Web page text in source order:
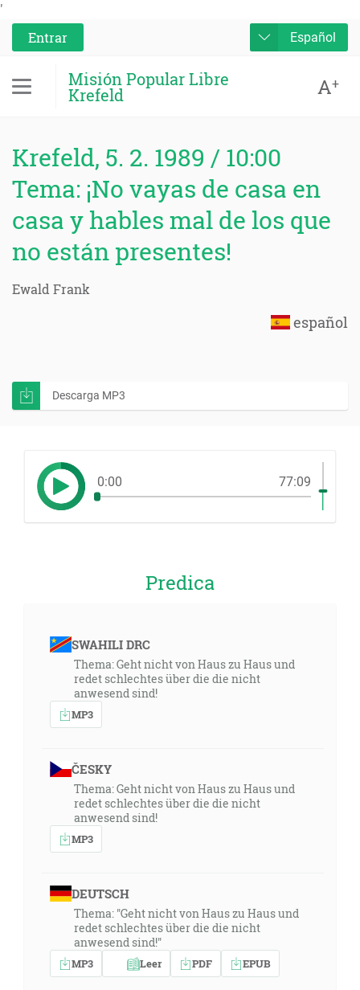
'
Entrar
Español
Misión Popular Libre
Krefeld A+
Krefeld, 5. 2. 1989 / 10:00
Tema: ¡No vayas de casa en
casa y hables mal de los que
no están presentes!
Ewald Frank
español
Descarga MP3
0:00 77:09
Predica
SWAHILI DRC
Thema: Geht nicht von Haus zu Haus und
redet schlechtes über die die nicht
anwesend sind!
MP3
ČESKY
Thema: Geht nicht von Haus zu Haus und
redet schlechtes über die die nicht
anwesend sind!
MP3
DEUTSCH
Thema: "Geht nicht von Haus zu Haus und
redet schlechtes über die die nicht
anwesend sind!"
MP3 Leer PDF EPUB